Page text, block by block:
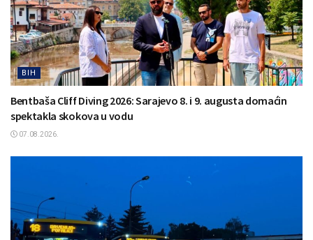
BIH
Bentbaša Cliff Diving 2026: Sarajevo 8. i 9. augusta domaćin
spektakla skokova u vodu
07.08.2026.